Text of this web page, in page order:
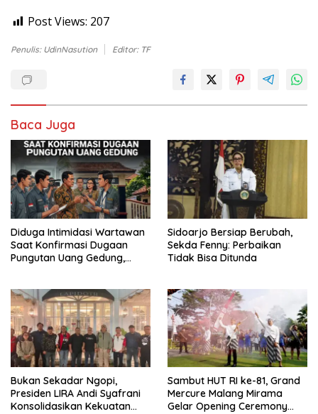
Post Views: 207
Penulis: UdinNasution Editor: TF
Baca Juga
Diduga Intimidasi Wartawan
Saat Konfirmasi Dugaan
Pungutan Uang Gedung,
Buka suara
Sidoarjo Bersiap Berubah,
Sekda Fenny: Perbaikan
Tidak Bisa Ditunda
Bukan Sekadar Ngopi,
Presiden LIRA Andi Syafrani
Konsolidasikan Kekuatan
Sambut HUT RI ke-81, Grand
Mercure Malang Mirama
Gelar Opening Ceremony